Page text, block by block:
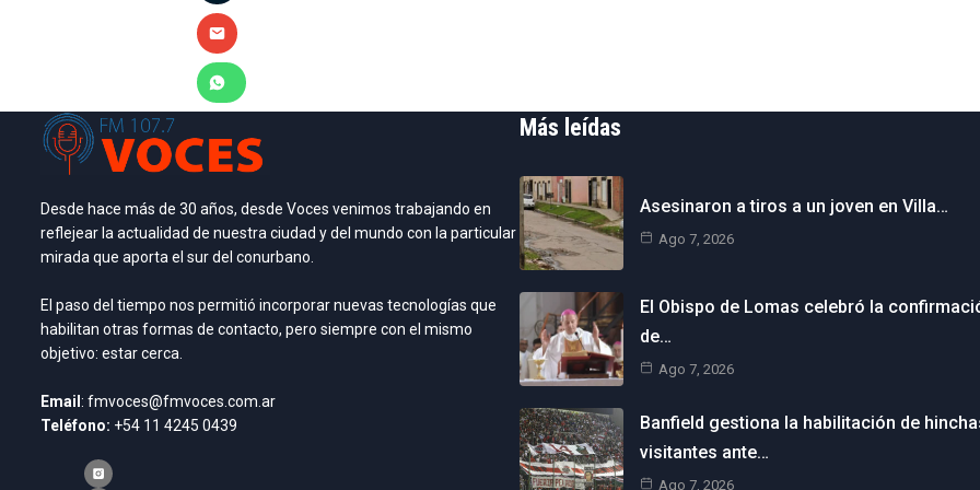
Desde hace más de 30 años, desde Voces venimos trabajando en
reflejear la actualidad de nuestra ciudad y del mundo con la particular
mirada que aporta el sur del conurbano.
El paso del tiempo nos permitió incorporar nuevas tecnologías que
habilitan otras formas de contacto, pero siempre con el mismo
objetivo: estar cerca.
Email: fmvoces@fmvoces.com.ar
Teléfono: +54 11 4245 0439
Más leídas
Asesinaron a tiros a un joven en Villa…
Ago 7, 2026
El Obispo de Lomas celebró la
de…
Ago 7, 2026
Banfield gestiona la habilitación de
visitantes ante…
Ago 7, 2026